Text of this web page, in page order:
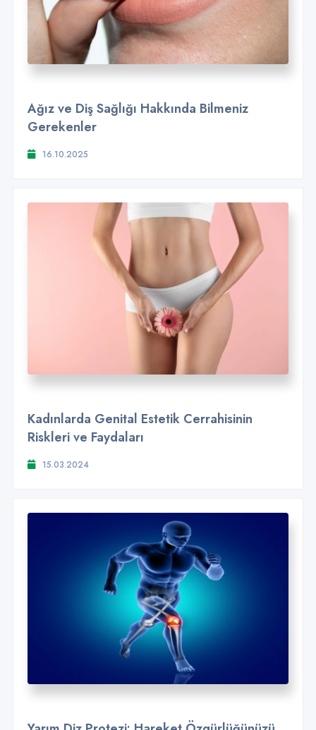
Ağız ve Diş Sağlığı Hakkında Bilmeniz
Gerekenler
16.10.2025
Kadınlarda Genital Estetik Cerrahisinin
Riskleri ve Faydaları
15.03.2024